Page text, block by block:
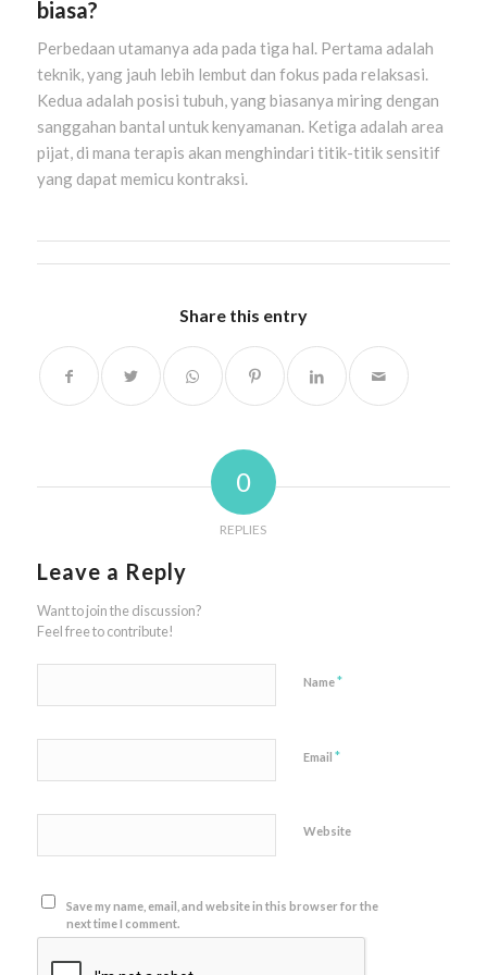
biasa?
Perbedaan utamanya ada pada tiga hal. Pertama adalah
teknik, yang jauh lebih lembut dan fokus pada relaksasi.
Kedua adalah posisi tubuh, yang biasanya miring dengan
sanggahan bantal untuk kenyamanan. Ketiga adalah area
pijat, di mana terapis akan menghindari titik-titik sensitif
yang dapat memicu kontraksi.
Share this entry
0
REPLIES
Leave a Reply
Want to join the discussion?
Feel free to contribute!
Name*
Email *
Website
Save my name, email, and website in this browser for the
next time I comment.